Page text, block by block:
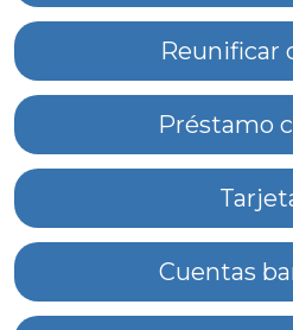
Reunificar
Préstamo
Cuentas